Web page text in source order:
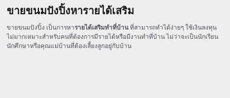
ขายขนมปังปิ้งหารายได้เสริม
ขายขนมปังปิ้ง เป็นการหารายได้เสริมทำที่บ้านที่สามารถทำได้ง่ายๆ ใช้เงินลงทุน
ไม่มากเหมาะสำหรับคนที่ต้องการมีรายได้หรือมีงานทำที่บ้าน ไม่ว่าจะเป็นนักเรียน
นักศึกษาหรือคุณแม่บ้านที่ต้องเลี้ยงลูกอยู่กับบ้าน